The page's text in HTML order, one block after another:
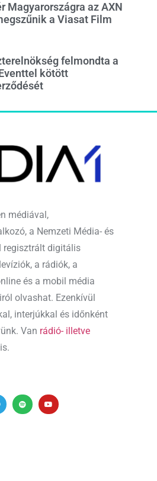
Magyarországra az AXN
a Viasat Film
felmondta a
kötött
médiával,
a Nemzeti Média- és
regisztrált digitális
a rádiók, a
és a mobil média
olvashat. Ezenkívül
interjúkkal és időnként
Van rádió- illetve
is.